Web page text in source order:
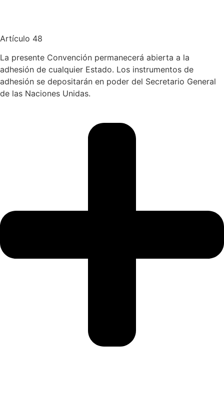
Artículo 48
La presente Convención permanecerá abierta a la
adhesión de cualquier Estado. Los instrumentos de
adhesión se depositarán en poder del Secretario General
de las Naciones Unidas.